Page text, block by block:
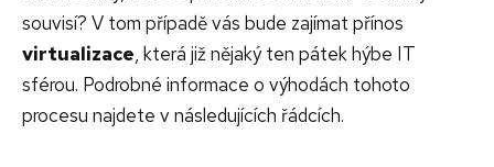
souvisí? V tom případě vás bude zajímat přínos
virtualizace, která již nějaký ten pátek hýbe IT
sférou. Podrobné informace o výhodách tohoto
procesu najdete v následujících řádcích.